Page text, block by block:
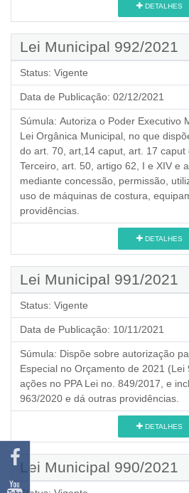
DETALHES
Lei Municipal 992/2021
Status: Vigente
Data de Publicação: 02/12/2021
Súmula: Autoriza o Poder Executivo
Lei Orgânica Municipal, no que
do art. 70, art,14 caput, art. 17 caput
Terceiro, art. 50, artigo 62, I e XIV e
mediante concessão, permissão,
uso de máquinas de costura,
providências.
DETALHES
Lei Municipal 991/2021
Status: Vigente
Data de Publicação: 10/11/2021
Súmula: Dispõe sobre autorização
Especial no Orçamento de 2021
ações no PPA Lei no. 849/2017, e
963/2020 e dá outras providências.
DETALHES
Lei Municipal 990/2021